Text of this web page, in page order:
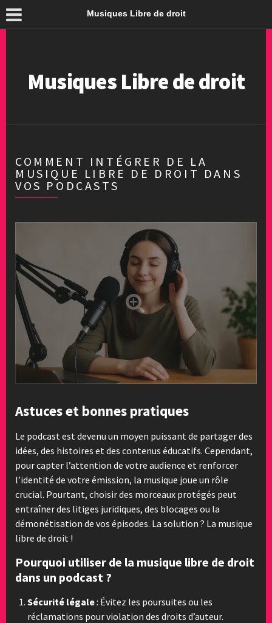
Musiques Libre de droit
Musiques Libre de droit
COMMENT INTÉGRER DE LA
MUSIQUE LIBRE DE DROIT DANS
VOS PODCASTS
Astuces et bonnes pratiques
Le podcast est devenu un moyen puissant de partager des
idées, des histoires et des contenus éducatifs. Cependant,
pour capter l’attention de votre audience et renforcer
l’identité de votre émission, la musique joue un rôle
crucial. Pourtant, choisir des morceaux protégés peut
entraîner des litiges juridiques, des blocages ou la
démonétisation de vos épisodes. La solution ? La musique
libre de droit !
Pourquoi utiliser de la musique libre de droit
dans un podcast ?
Sécurité légale: Évitez les poursuites ou les
réclamations pour violation des droits d’auteur.